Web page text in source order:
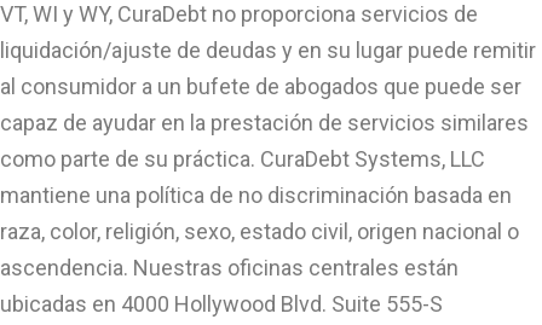
VT, WI y WY, CuraDebt no proporciona servicios de
liquidación/ajuste de deudas y en su lugar puede remitir
al consumidor a un bufete de abogados que puede ser
capaz de ayudar en la prestación de servicios similares
como parte de su práctica. CuraDebt Systems, LLC
mantiene una política de no discriminación basada en
raza, color, religión, sexo, estado civil, origen nacional o
ascendencia. Nuestras oficinas centrales están
ubicadas en 4000 Hollywood Blvd. Suite 555-S